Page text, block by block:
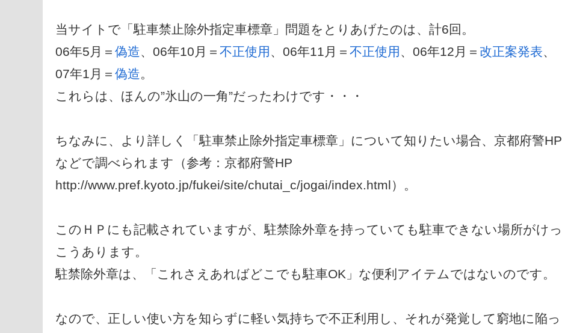
当サイトで「駐車禁止除外指定車標章」問題をとりあげたのは、計6回。
06年5月＝ 偽造、06年10月＝ 不正使用 、06年11月＝ 不正使用 、06年12月＝ 改正案発表、
07年1月＝ 偽造。
これらは、ほんの”氷山の一角”だったわけです・・・
ちなみに、より詳しく「駐車禁止除外指定車標章」について知りたい場合、京都府警HP
などで調べられます（参考：京都府警HP
http://www.pref.kyoto.jp/fukei/site/chutai_c/jogai/index.html）。
このＨＰにも記載されていますが、駐禁除外章を持っていても駐車できない場所がけっ
こうあります。
駐禁除外章は、「これさえあればどこでも駐車OK」な便利アイテムではないのです。
なので、正しい使い方を知らずに軽い気持ちで不正利用し、それが発覚して窮地に陥っ